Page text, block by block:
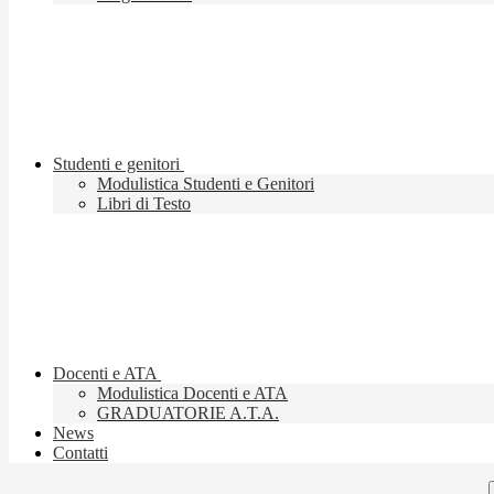
Studenti e genitori
Modulistica Studenti e Genitori
Libri di Testo
Docenti e ATA
Modulistica Docenti e ATA
GRADUATORIE A.T.A.
News
Contatti